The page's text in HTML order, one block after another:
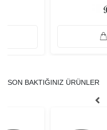
SON BAKTIĞINIZ ÜRÜNLER